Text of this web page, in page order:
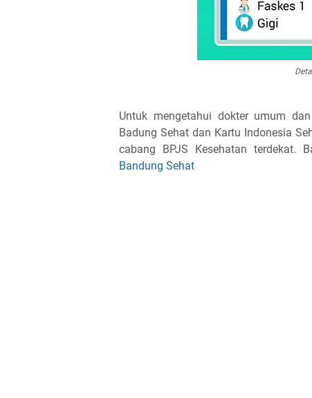
Untuk mengetahui dokter umum
Badung Sehat dan Kartu Indonesia
cabang BPJS Kesehatan terdekat.
Bandung Sehat